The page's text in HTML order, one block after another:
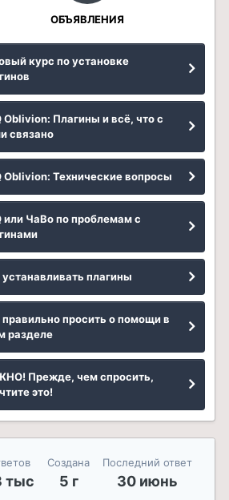
ОБЪЯВЛЕНИЯ
курс по установке
Oblivion: Плагины и всё, что с
связано
Oblivion: Технические вопросы
или ЧаВо по проблемам с
плагины
правильно просить о помощи в
разделе
Прежде, чем спросить,
это!
тыс
Создана
5 г
Последний ответ
30 июнь